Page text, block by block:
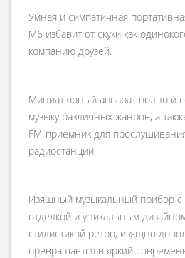
Умная и симпатичная
M6 избавит от скуки как
компанию друзей.
Миниатюрный аппарат полно и
музыку различных жанров, а
FM-приемник для
радиостанций.
Изящный музыкальный прибор с
отделкой и уникальным
стилистикой ретро, изящно
превращается в яркий